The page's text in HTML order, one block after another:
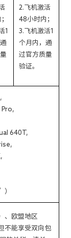
1
2.飞机激活
48小时内；
3.飞机激活1
个月内，通
过官方质量
验证。
Pro,
640T,
）
、欧盟地区
不能享受双向包